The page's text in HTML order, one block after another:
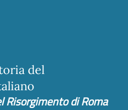
del
Risorgimento di Roma